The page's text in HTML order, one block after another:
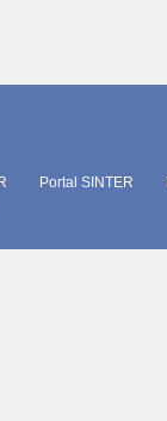
Portal SINTER